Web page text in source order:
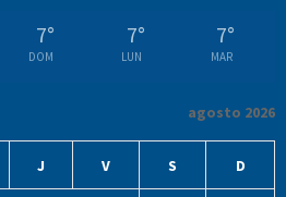
7°
DOM
7°
LUN
7°
MAR
agosto 2026
J V S D